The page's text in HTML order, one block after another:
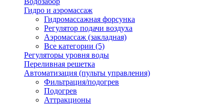
Гидро и аэромассаж
Гидромассажная форсунка
Регулятор подачи воздуха
Аэромассаж (закладная)
Все категории (5)
Регуляторы уровня воды
Переливная решетка
Автоматизация (пульты управления)
Фильтрация/подогрев
Подогрев
Аттракционы